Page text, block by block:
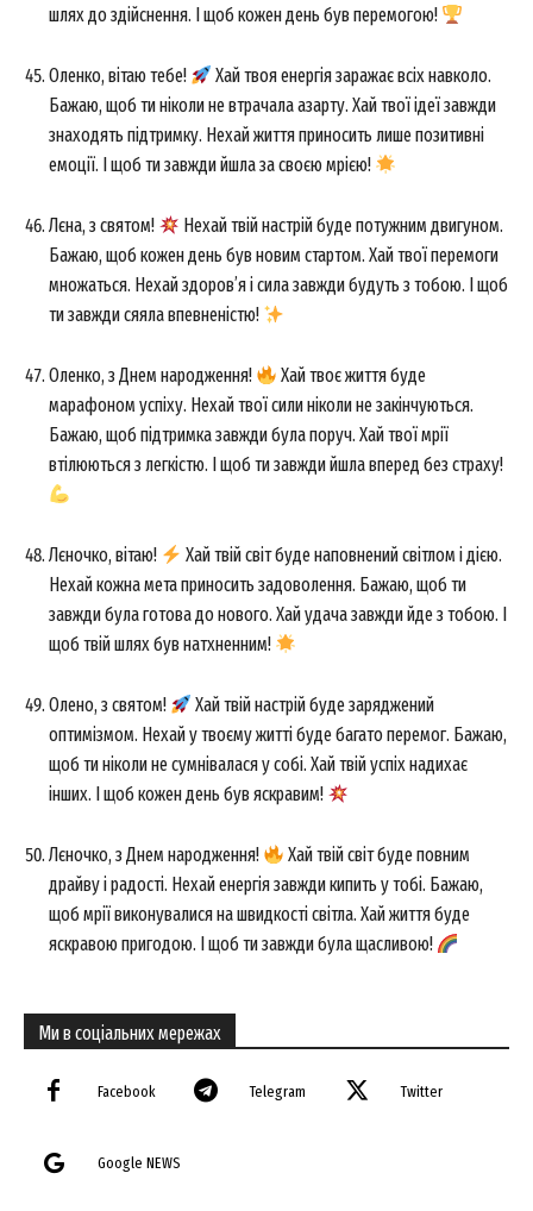
шлях до здійснення. І щоб кожен день був перемогою!
Оленко, вітаю тебе!
Хай твоя енергія заражає всіх навколо.
Бажаю, щоб ти ніколи не втрачала азарту. Хай твої ідеї завжди
знаходять підтримку. Нехай життя приносить лише позитивні
емоції. І щоб ти завжди йшла за своєю мрією!
Лєна, з святом!
Нехай твій настрій буде потужним двигуном.
Бажаю, щоб кожен день був новим стартом. Хай твої перемоги
множаться. Нехай здоров’я і сила завжди будуть з тобою. І щоб
ти завжди сяяла впевненістю!
Оленко, з Днем народження!
Хай твоє життя буде
марафоном успіху. Нехай твої сили ніколи не закінчуються.
Бажаю, щоб підтримка завжди була поруч. Хай твої мрії
втілюються з легкістю. І щоб ти завжди йшла вперед без страху!
Лєночко, вітаю!
Хай твій світ буде наповнений світлом і дією.
Нехай кожна мета приносить задоволення. Бажаю, щоб ти
завжди була готова до нового. Хай удача завжди йде з тобою. І
щоб твій шлях був натхненним!
Олено, з святом!
Хай твій настрій буде заряджений
оптимізмом. Нехай у твоєму житті буде багато перемог. Бажаю,
щоб ти ніколи не сумнівалася у собі. Хай твій успіх надихає
інших. І щоб кожен день був яскравим!
Лєночко, з Днем народження!
Хай твій світ буде повним
драйву і радості. Нехай енергія завжди кипить у тобі. Бажаю,
щоб мрії виконувалися на швидкості світла. Хай життя буде
яскравою пригодою. І щоб ти завжди була щасливою!
Ми в соціальних мережах
Facebook Telegram Twitter
Google NEWS